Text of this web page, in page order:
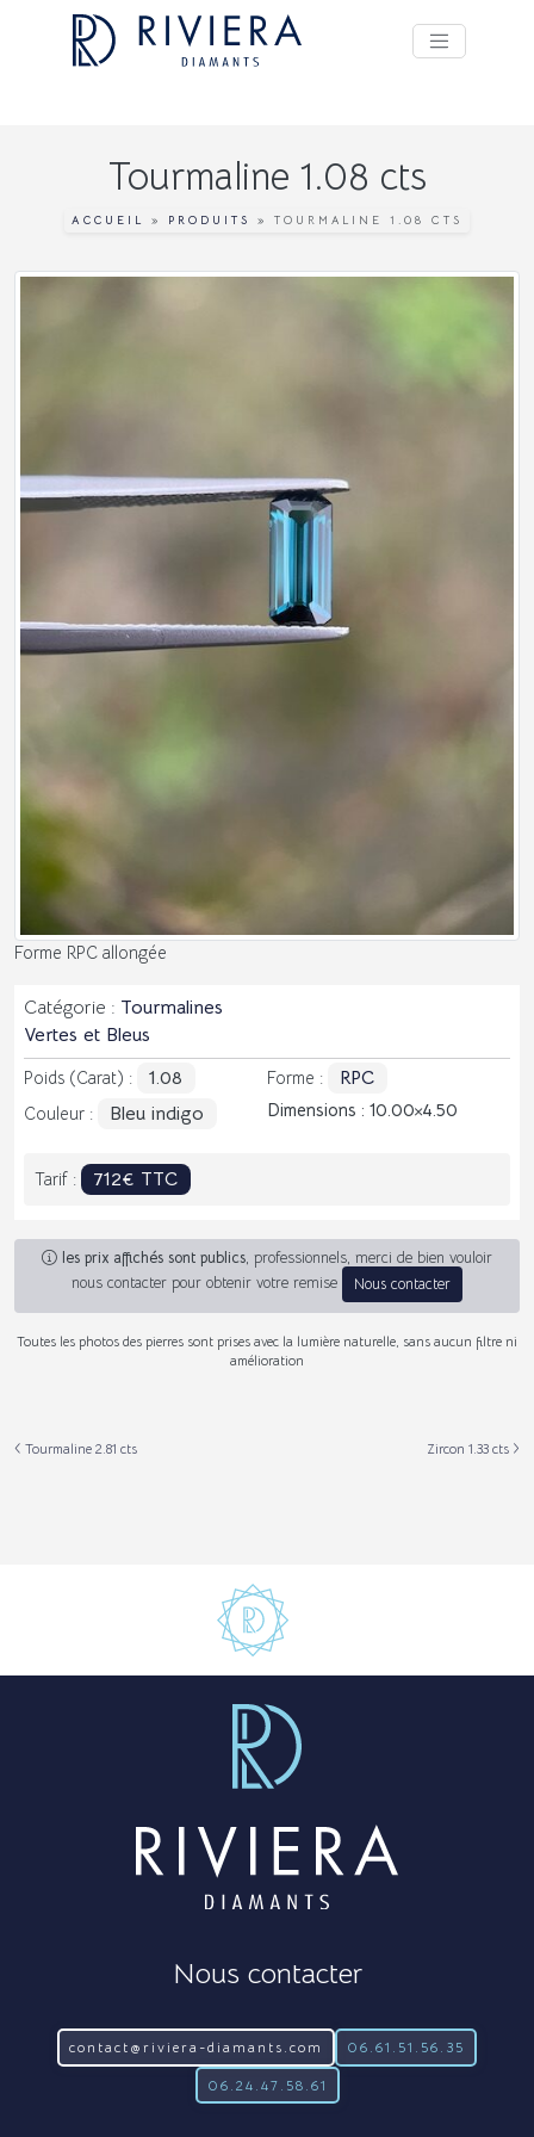
Tourmaline 1.08 cts
ACCUEIL » PRODUITS » TOURMALINE 1.08 CTS
Forme RPC allongée
Catégorie : Tourmalines
Vertes et Bleus
Poids (Carat) : 1.08 Forme : RPC
Couleur : Bleu indigo Dimensions : 10.00 4.50
Tarif : 712€ TTC
les prix affichés sont publics, professionnels, merci de bien vouloir
nous contacter pour obtenir votre remise
Nous contacter
Toutes les photos des pierres sont prises avec la lumière naturelle, sans aucun filtre ni
amélioration
Tourmaline 2.81 cts Zircon 1.33 cts
Nous contacter
contact@riviera-diamants.com 06.61.51.56.35
06.24.47.58.61